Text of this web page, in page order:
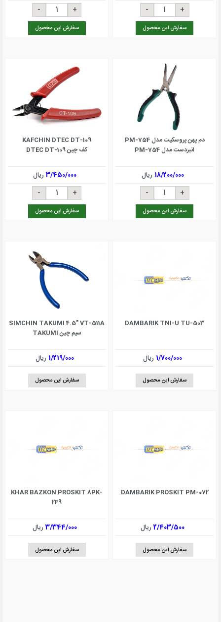
سفارش این محصول سفارش این محصول
دم پهن پروسکیت مدل PM-754
انبردست مدل PM-754
18/200/000 ریال
سفارش این محصول
KAFCHIN DTEC DT-109
کف چین DTEC DT-109
3/450/000ریال
سفارش این محصول
DAMBARIK TNI-U TU-503
1/700/000 ریال
سفارش این محصول
SIMCHIN TAKUMI 4.5" VT-511A
سیم چین TAKUMI
1/219/000 ریال
سفارش این محصول
DAMBARIK PROSKIT PM-072
2/403/500ریال
سفارش این محصول
KHAR BAZKON PROSKIT 8PK-
249
3/344/000ریال
سفارش این محصول